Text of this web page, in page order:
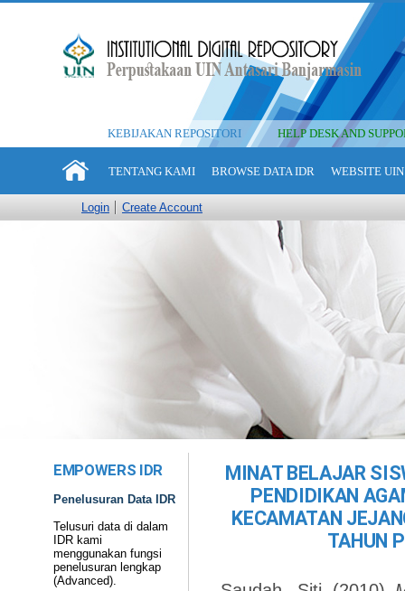
KEBIJAKAN REPOSITORI HELP DESK AND
TENTANG KAMI BROWSE DATA IDR WEBSITE
Login Create Account
EMPOWERS IDR
Penelusuran Data IDR
Telusuri data di dalam
IDR kami
menggunakan fungsi
penelusuran lengkap
(Advanced).
MINAT BELAJAR
PENDIDIKAN
KECAMATAN
TAHUN